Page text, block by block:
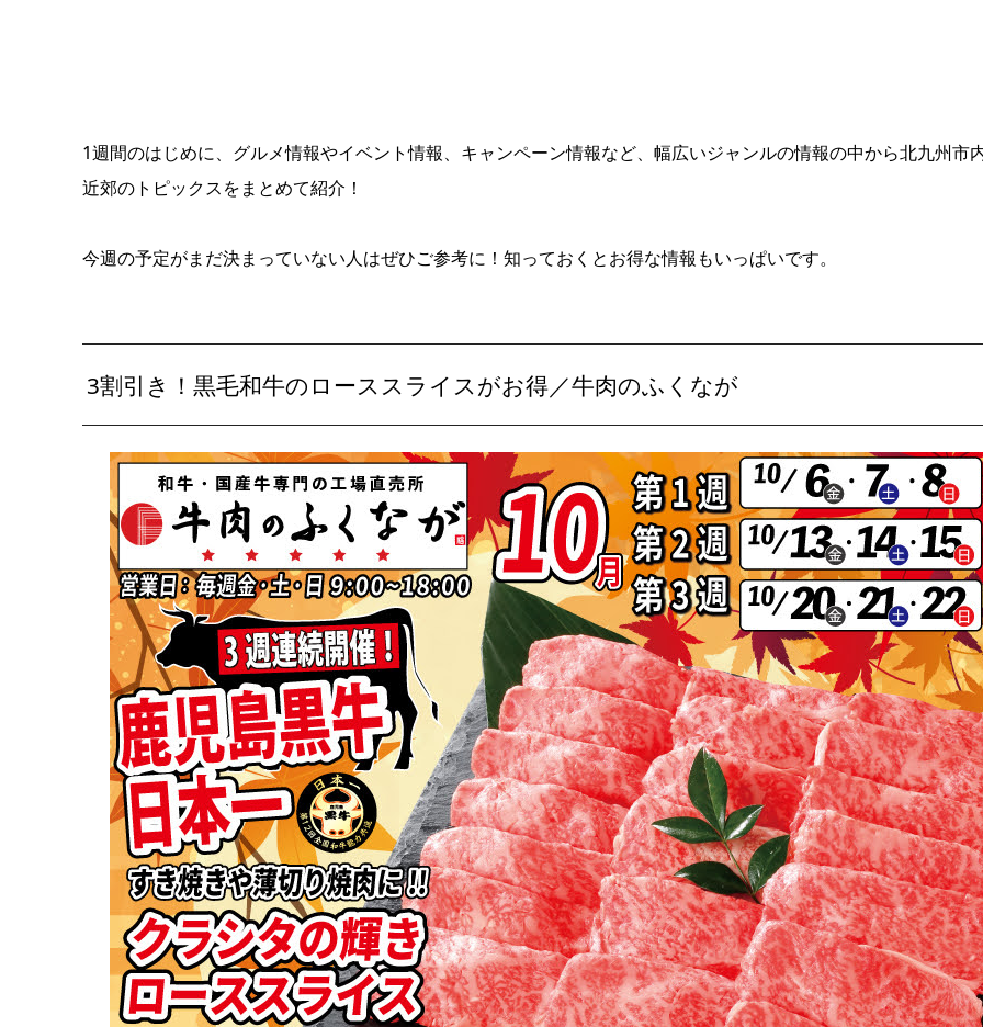
1週間のはじめに、グルメ情報やイベント情報、キャンペーン情報など、幅広いジャンルの情報の中から北九州市
近郊のトピックスをまとめて紹介！
今週の予定がまだ決まっていない人はぜひご参考に！知っておくとお得な情報もいっぱいです。
3割引き！黒毛和牛のローススライスがお得／牛肉のふくなが